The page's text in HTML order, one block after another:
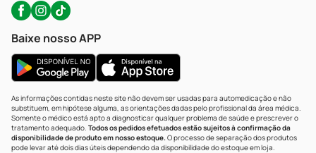
Baixe nosso APP
As informações contidas neste site não devem ser usadas para automedicação e não
substituem, em hipótese alguma, as orientações dadas pelo profissional da área médica.
Somente o médico está apto a diagnosticar qualquer problema de saúde e prescrever o
tratamento adequado. Todos os pedidos efetuados estão sujeitos à confirmação da
disponibilidade de produto em nosso estoque.O processo de separação dos produtos
pode levar até dois dias úteis dependendo da disponibilidade do estoque em loja.